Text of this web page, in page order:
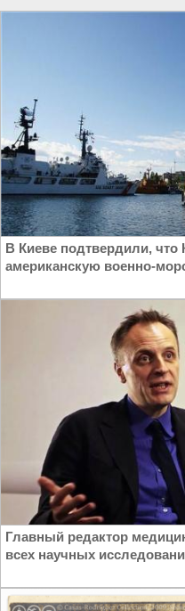
В Киеве подтвердили,
американскую военно-
Главный редактор
всех научных